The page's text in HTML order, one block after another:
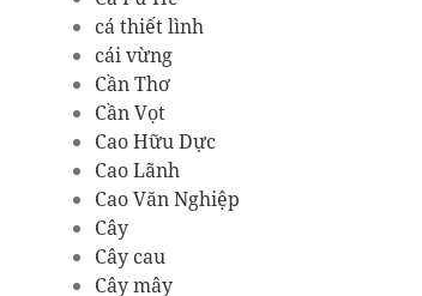
cá thiết lình
cái vừng
Cần Thơ
Cần Vọt
Cao Hữu Dực
Cao Lãnh
Cao Văn Nghiệp
Cây
Cây cau
Cây mây